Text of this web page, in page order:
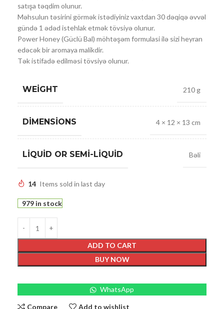
satışa təqdim olunur.
Məhsulun təsirini görmək istədiyiniz vaxtdan 30 dəqiqə əvvəl
gündə 1 ədəd istehlak etmək tövsiyə olunur.
Power Honey (Güclü Bal) möhtəşəm formulasi ilə sizi heyran
edəcək bir aromaya malikdir.
Tək istifadə edilməsi tövsiyə olunur.
WEIGHT 210 g
DIMENSIONS 4 × 12 × 13 cm
LIQUID OR SEMI-LIQUID Bəli
14 Items sold in last day
979 in stock
ADD TO CART
BUY NOW
WhatsApp
Compare Add to wishlist